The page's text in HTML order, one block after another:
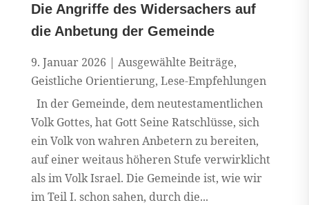
Die Angriffe des Widersachers auf
die Anbetung der Gemeinde
9. Januar 2026 | Ausgewählte Beiträge,
Geistliche Orientierung, Lese-Empfehlungen
In der Gemeinde, dem neutestamentlichen
Volk Gottes, hat Gott Seine Ratschlüsse, sich
ein Volk von wahren Anbetern zu bereiten,
auf einer weitaus höheren Stufe verwirklicht
als im Volk Israel. Die Gemeinde ist, wie wir
im Teil I. schon sahen, durch die...